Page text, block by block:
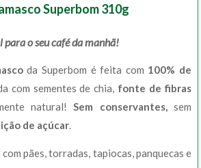
Superbom 310g
o seu café da manhã!
da Superbom é feita com 100% de
com sementes de chia, fonte de fibras
natural!Sem conservantes,sem
de açúcar.
pães, torradas, tapiocas, panquecas e